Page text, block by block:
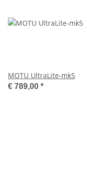
MOTU UltraLite-mk5
€ 789,00 *